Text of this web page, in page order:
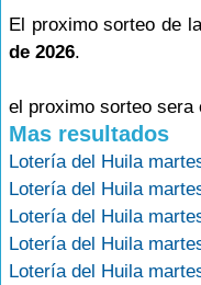
El proximo sorteo de
de 2026.
el proximo sorteo sera
Mas resultados
Lotería del Huila
Lotería del Huila
Lotería del Huila
Lotería del Huila
Lotería del Huila